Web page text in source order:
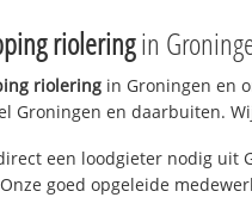
rioleringin
riolering in Groningen en
Groningen en daarbuiten.
een loodgieter nodig uit
goed opgeleide